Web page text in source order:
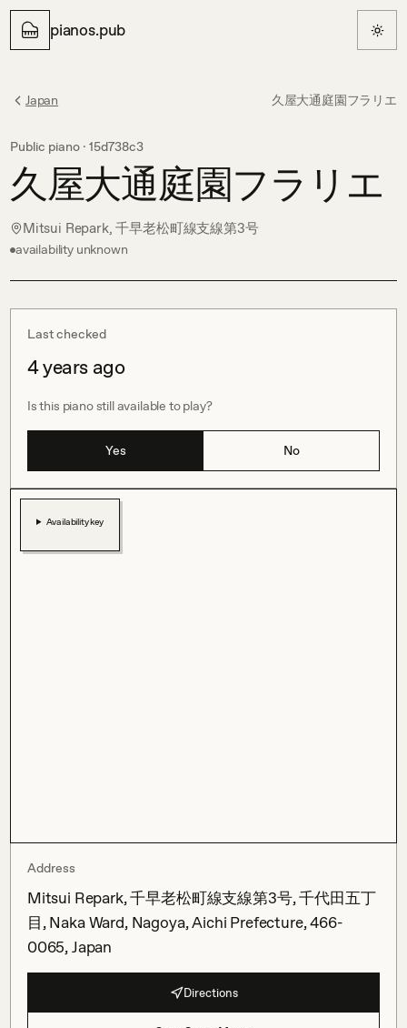
pianos.pub
Japan 久屋大通庭園フラリエ
Public piano · 15d738c3
久屋大通庭園フラリエ
Mitsui Repark, 千早老松町線支線第3号
availability unknown
Last checked
4 years ago
Is this piano still available to play?
Yes No
Availability key
Address
Mitsui Repark, 千早老松町線支線第3号, 千代田五丁
目, Naka Ward, Nagoya, Aichi Prefecture, 466-
0065, Japan
Directions